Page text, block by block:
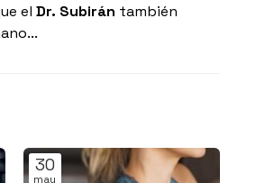
elDr. Subirán también
30
may